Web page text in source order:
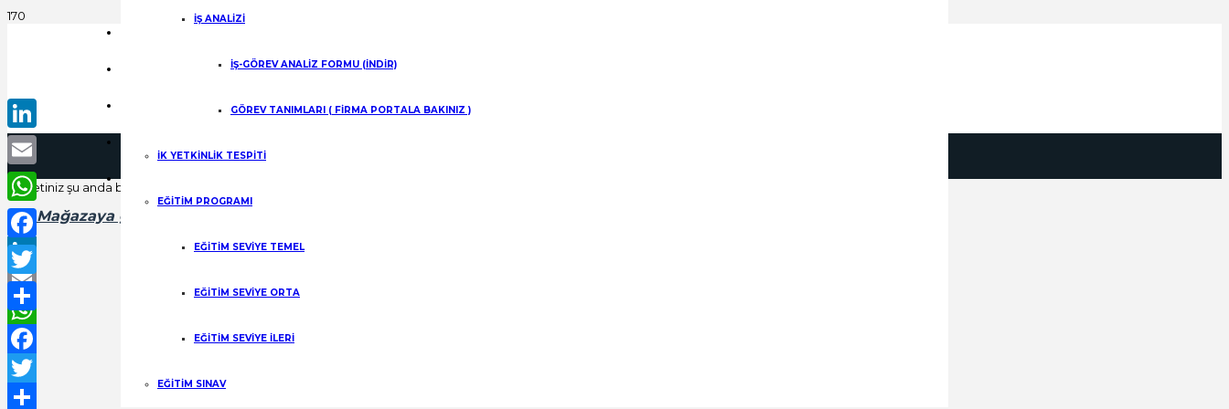
Gizlilik Politikası
Kişisel Verilerin Korunması
İŞ ANALİZİ
İŞ-GÖREV ANALİZ FORMU (İNDİR)
GÖREV TANIMLARI ( FİRMA PORTALA BAKINIZ )
İK YETKİNLİK TESPİTİ
EĞİTİM PROGRAMI
EĞİTİM SEVİYE TEMEL
EĞİTİM SEVİYE ORTA
EĞİTİM SEVİYE İLERİ
EĞİTİM SINAV
Sepetiniz şu anda boş.
Mağazaya geri dön
LinkedIn
Email
WhatsApp
Facebook
Twitter
LinkedIn
Email
WhatsApp
Facebook
Twitter
Share